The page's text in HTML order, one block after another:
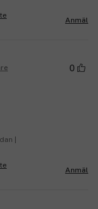
Anmäl
0
|
Anmäl